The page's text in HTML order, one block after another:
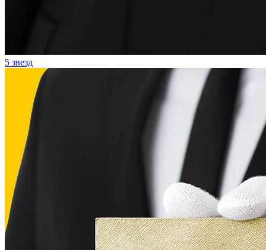
5 звезд